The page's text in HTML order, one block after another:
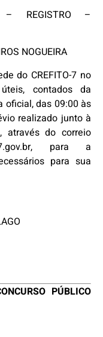
– REGISTRO –
NOGUEIRA
do CREFITO-7 no
contados da
oficial, das 09:00 às
realizado junto à
através do correio
para a
para sua
PÚBLICO